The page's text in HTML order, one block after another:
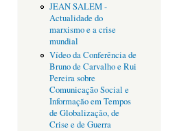
JEAN SALEM -
Actualidade do
marxismo e a crise
mundial
Vídeo da Conferência de
Bruno de Carvalho e Rui
Pereira sobre
Comunicação Social e
Informação em Tempos
de Globalização, de
Crise e de Guerra